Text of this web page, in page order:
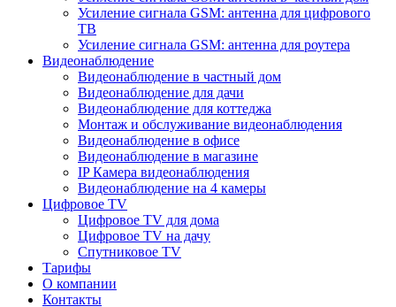
Усиление сигнала GSM: антенна для цифрового
ТВ
Усиление сигнала GSM: антенна для роутера
Видеонаблюдение
Видеонаблюдение в частный дом
Видеонаблюдение для дачи
Видеонаблюдение для коттеджа
Монтаж и обслуживание видеонаблюдения
Видеонаблюдение в офисе
Видеонаблюдение в магазине
IP Камера видеонаблюдения
Видеонаблюдение на 4 камеры
Цифровое TV
Цифровое TV для дома
Цифровое TV на дачу
Спутниковое TV
Тарифы
О компании
Контакты